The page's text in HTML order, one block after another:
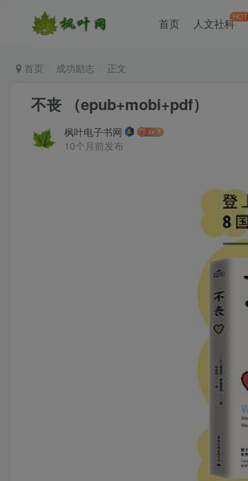
首页 人文社科HOT
首页 成功励志 正文
不丧 （epub+mobi+pdf）
枫叶电子书网
10个月前发布